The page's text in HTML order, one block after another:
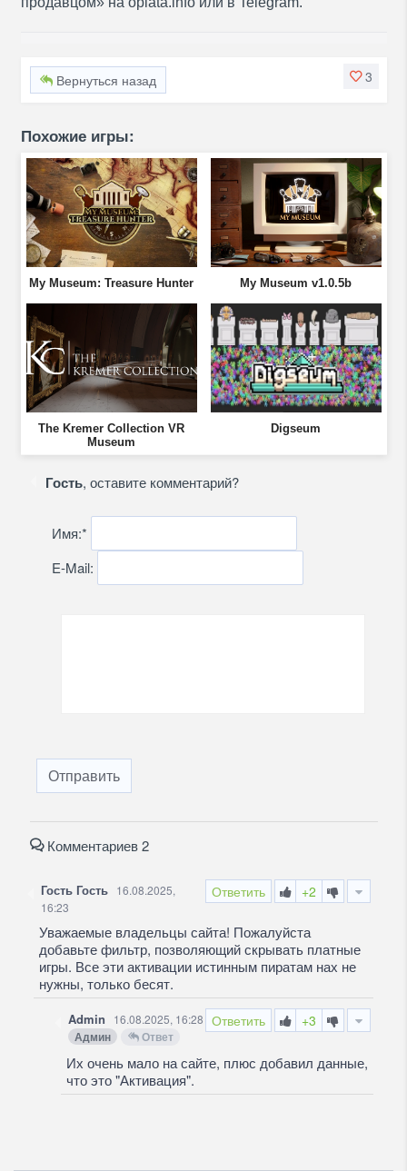
3
Вернуться назад
Похожие игры:
My Museum: Treasure Hunter My Museum v1.0.5b
The Kremer Collection VR
Museum
Digseum
Гость, оставите комментарий?
Имя:*
E-Mail:
Отправить
Комментариев 2
Ответить +2
Гость Гость 16.08.2025,
16:23
Уважаемые владельцы сайта! Пожалуйста
добавьте фильтр, позволяющий скрывать платные
игры. Все эти активации истинным пиратам нах не
нужны, только бесят.
Ответить +3
Admin 16.08.2025, 16:28
Админ Ответ
Их очень мало на сайте, плюс добавил данные,
что это "Активация".